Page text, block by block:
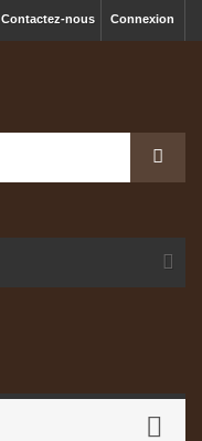
Connexion
Contactez-nous